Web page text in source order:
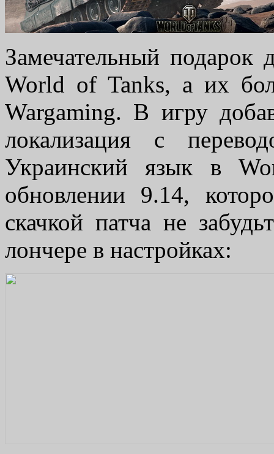
Замечательный подарок
World of Tanks, а их
Wargaming. В игру
локализация с
Украинский язык в
обновлении 9.14,
скачкой патча не
лончере в настройках: